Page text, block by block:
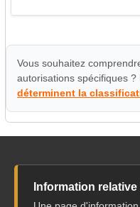
Vous souhaitez
autorisations spécifiques
déterminent la
Information